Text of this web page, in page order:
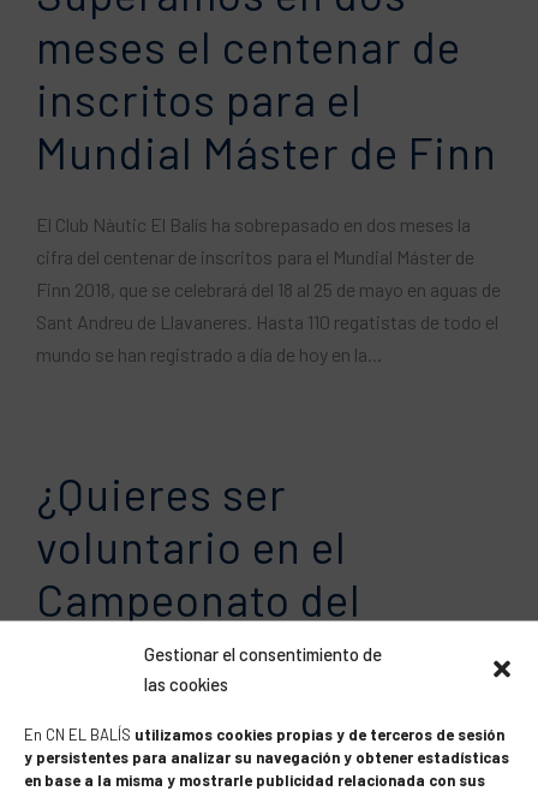
Gestionar el consentimiento de
las cookies
En CN EL BALÍS utilizamos cookies propias y de terceros de sesión
y persistentes para analizar su navegación y obtener estadísticas
en base a la misma y mostrarle publicidad relacionada con sus
meses el centenar de
inscritos para el
Mundial Máster de Finn
El Club Nàutic El Balís ha sobrepasado en dos meses la
cifra del centenar de inscritos para el Mundial Máster de
Finn 2018, que se celebrará del 18 al 25 de mayo en aguas de
Sant Andreu de Llavaneres. Hasta 110 regatistas de todo el
mundo se han registrado a día de hoy en la...
¿Quieres ser
voluntario en el
Campeonato del
Mundo de los Finn
Master?
Del 18 al 25 de mayo celebramos en Port Balís el